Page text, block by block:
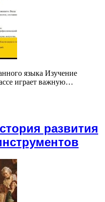
языка Изучение
играет важную…
развития